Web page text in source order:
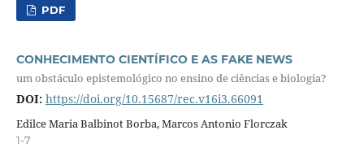
PDF
CONHECIMENTO CIENTÍFICO E AS FAKE NEWS
um obstáculo epistemológico no ensino de ciências e biologia?
DOI: https://doi.org/10.15687/rec.v16i3.66091
Edilce Maria Balbinot Borba, Marcos Antonio Florczak
1-7